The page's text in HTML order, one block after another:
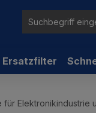
Ersatzfilter
für Elektronikindustrie